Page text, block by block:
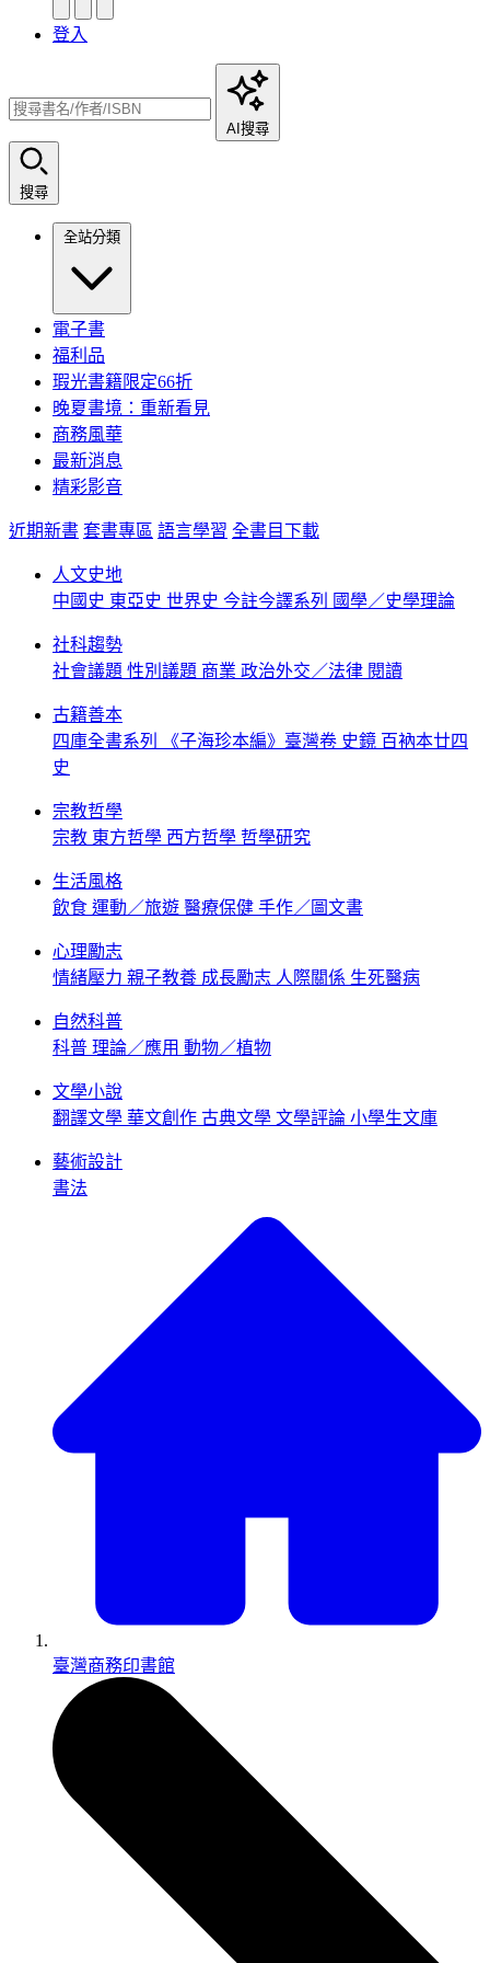
登入
AI搜尋
搜尋
全站分類
電子書
福利品
瑕光書籍限定66折
晚夏書境：重新看見
商務風華
最新消息
精彩影音
近期新書 套書專區 語言學習 全書目下載
人文史地
中國史 東亞史 世界史 今註今譯系列 國學／史學理論
社科趨勢
社會議題 性別議題 商業 政治外交／法律 閱讀
古籍善本
四庫全書系列
《子海珍本編》臺灣卷 史鏡 百衲本廿四
史
宗教哲學
宗教 東方哲學 西方哲學 哲學研究
生活風格
飲食 運動／旅遊 醫療保健 手作／圖文書
心理勵志
情緒壓力 親子教養 成長勵志 人際關係 生死醫病
自然科普
科普 理論／應用 動物／植物
文學小說
翻譯文學 華文創作 古典文學 文學評論 小學生文庫
藝術設計
書法
臺灣商務印書館